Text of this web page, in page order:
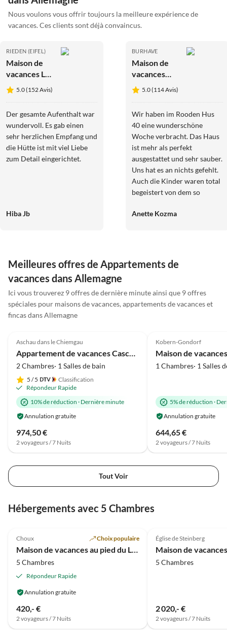
Nous voulons vous offrir toujours la meilleure expérience de
vacances. Ces clients sont déjà convaincus.
RIEDEN (EIFEL)
Maison de
vacances La
Cabane de
Heide 3
5.0 (152 Avis)
Der gesamte Aufenthalt war
wundervoll. Es gab einen
sehr herzlichen Empfang und
die Hütte ist mit viel Liebe
zum Detail eingerichtet.
Hiba Jb
BURHAVE
Maison de
vacances
Dat Roode
Hus 40
5.0 (114 Avis)
Wir haben im Rooden Hus
40 eine wunderschöne
Woche verbracht. Das Haus
ist mehr als perfekt
ausgestattet und sehr sauber.
Uns hat es an nichts gefehlt.
Auch die Kinder waren total
begeistert von dem so
Kinderzimmer. Sowohl der
jederzeit zur Verfügung.
die Nähe zum Deich und den
von den Kindern sehr lieb
Anette Kozma
Meilleures offres de Appartements de
vacances dans Allemagne
Ici vous trouverez 9 offres de dernière minute ainsi que 9 offres
spéciales pour maisons de vacances, appartements de vacances et
fincas dans Allemagne
Vue sur la montagne
Aschau dans le Chiemgau
2 Chambres· 1 Salles de bain
5 / 5
Classification
Répondeur Rapide
10% de réduction · Dernière minute
Annulation gratuite
974,50 €
2 voyageurs / 7 Nuits
Kobern-Gondorf
1 Chambres· 1 Salles
5% de réduction ·
Annulation gratuite
644,65 €
2 voyageurs / 7 Nuits
Tout Voir
Hébergements avec 5 Chambres
virtuelle
Paradis familial
Choux Choix populaire
Maison de vacances au pied du Lilienstein
5 Chambres
Répondeur Rapide
Annulation gratuite
420,- €
2 voyageurs / 7 Nuits
Église de Steinberg
5 Chambres
2 020,- €
2 voyageurs / 7 Nuits